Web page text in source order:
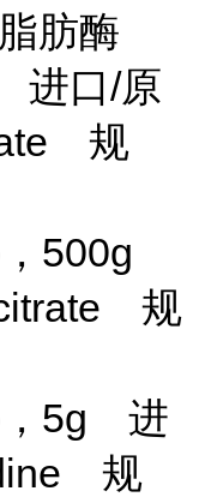
脂肪酶
进口/原
规
500g
规
5g 进
规